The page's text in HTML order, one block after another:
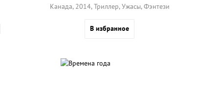
Канада, 2014, Триллер, Ужасы, Фэнтези
В избранное